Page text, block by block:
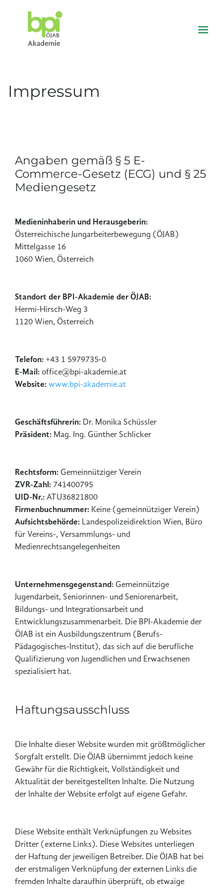
Impressum
Angaben gemäß § 5 E-
Commerce-Gesetz (ECG) und § 25
Mediengesetz
Medieninhaberin und Herausgeberin:
Österreichische Jungarbeiterbewegung (ÖJAB)
Mittelgasse 16
1060 Wien, Österreich
Standort der BPI-Akademie der ÖJAB:
Hermi-Hirsch-Weg 3
1120 Wien, Österreich
Telefon: +43 1 5979735-0
E-Mail: office@bpi-akademie.at
Website: www.bpi-akademie.at
Geschäftsführerin: Dr. Monika Schüssler
Präsident: Mag. Ing. Günther Schlicker
Rechtsform: Gemeinnütziger Verein
ZVR-Zahl: 741400795
UID-Nr.: ATU36821800
Firmenbuchnummer: Keine (gemeinnütziger Verein)
Aufsichtsbehörde: Landespolizeidirektion Wien, Büro
für Vereins-, Versammlungs- und
Medienrechtsangelegenheiten
Unternehmensgegenstand: Gemeinnützige
Jugendarbeit, Seniorinnen- und Seniorenarbeit,
Bildungs- und Integrationsarbeit und
Entwicklungszusammenarbeit. Die BPI-Akademie der
ÖJAB ist ein Ausbildungszentrum (Berufs-
Pädagogisches-Institut), das sich auf die berufliche
Qualifizierung von Jugendlichen und Erwachsenen
spezialisiert hat.
Haftungsausschluss
Die Inhalte dieser Website wurden mit größtmöglicher
Sorgfalt erstellt. Die ÖJAB übernimmt jedoch keine
Gewähr für die Richtigkeit, Vollständigkeit und
Aktualität der bereitgestellten Inhalte. Die Nutzung
der Inhalte der Website erfolgt auf eigene Gefahr.
Diese Website enthält Verknüpfungen zu Websites
Dritter (externe Links). Diese Websites unterliegen
der Haftung der jeweiligen Betreiber. Die ÖJAB hat bei
der erstmaligen Verknüpfung der externen Links die
fremden Inhalte daraufhin überprüft, ob etwaige